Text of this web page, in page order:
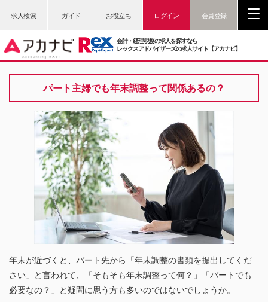
求人検索 ガイド お役立ち ログイン 会員登録
会計・経理税務の求人を探すなら
レックスアドバイザーズの求人サイト【アカナビ】
パート主婦でも年末調整って関係あるの？
年末が近づくと、パート先から「年末調整の書類を提出してくだ
さい」と言われて、「そもそも年末調整って何？」「パートでも
必要なの？」と疑問に思う方も多いのではないでしょうか。